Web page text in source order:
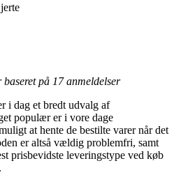
på 17anmeldelser
i dag et bredt udvalg af
populær er i vore dage
at hente de bestilte varer når det
er altså vældig problemfri, samt
prisbevidste leveringstype ved køb